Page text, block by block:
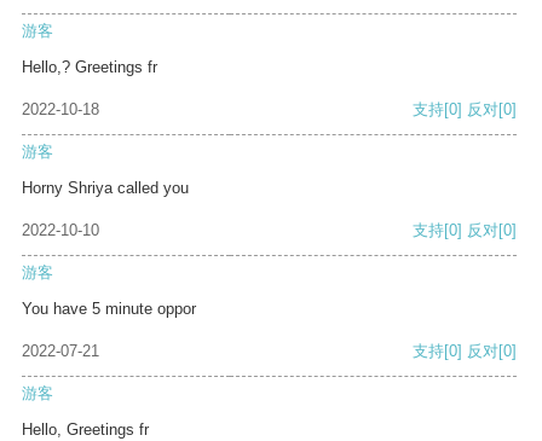
游客
Hello,? Greetings fr
2022-10-18 支持[0] 反对[0]
游客
Horny Shriya called you
2022-10-10 支持[0] 反对[0]
游客
You have 5 minute oppor
2022-07-21 支持[0] 反对[0]
游客
Hello, Greetings fr